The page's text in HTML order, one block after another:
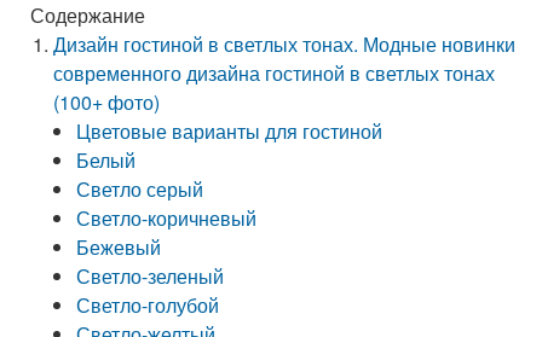
Содержание
Дизайн гостиной в светлых тонах. Модные новинки
современного дизайна гостиной в светлых тонах
(100+ фото)
Цветовые варианты для гостиной
Белый
Светло серый
Светло-коричневый
Бежевый
Светло-зеленый
Светло-голубой